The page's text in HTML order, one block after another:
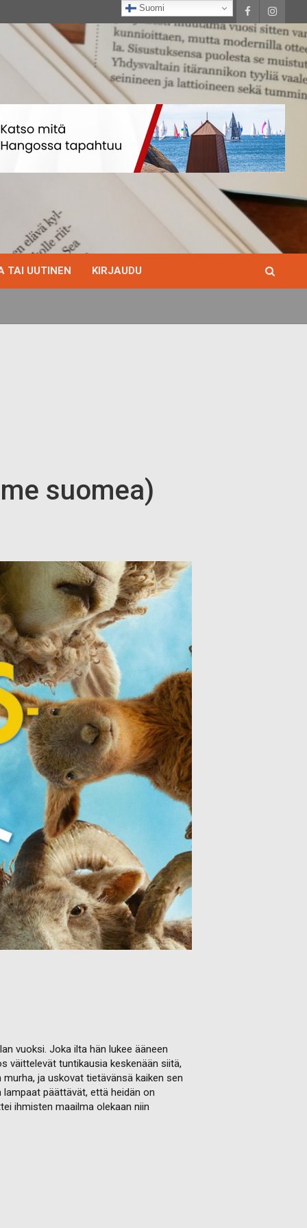
TAI UUTINEN KIRJAUDU
suomea)
vuoksi. Joka ilta hän lukee ääneen
väittelevät tuntikausia keskenään siitä,
ja uskovat tietävänsä kaiken sen
päättävät, että heidän on
ihmisten maailma olekaan niin
Suomi